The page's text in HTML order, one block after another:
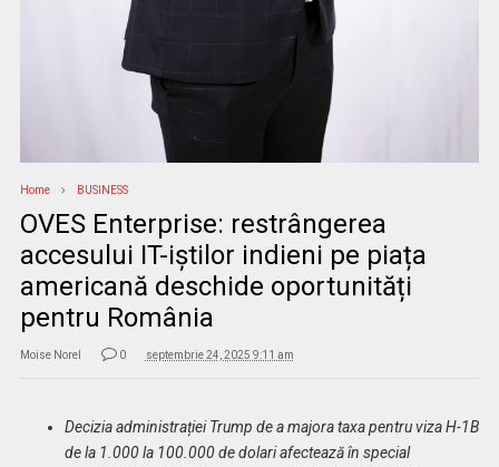
Home BUSINESS
OVES Enterprise: restrângerea
accesului IT-iștilor indieni pe piața
americană deschide oportunități
pentru România
Moise Norel 0 septembrie 24, 2025 9:11 am
Decizia administrației Trump de a majora taxa pentru viza H-1B
de la 1.000 la 100.000 de dolari afectează în special